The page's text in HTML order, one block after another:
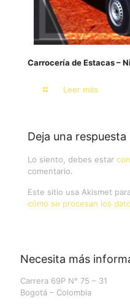
Carrocería de Estacas –
Leer más
Deja una respuesta
Lo siento, debes estar
comentario.
Este sitio usa Akismet
cómo se procesan los
Necesita más
Carrera 69P N° 75 – 31
Bogotá – Colombia